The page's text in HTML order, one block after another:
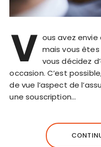
V ous avez envie
mais vous
vous décidez
occasion. C’est
de vue l’aspect de
une souscription…